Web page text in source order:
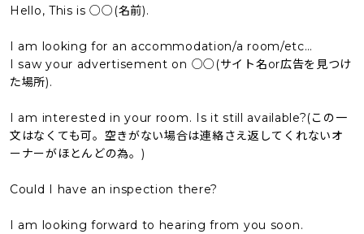
Hello, This is ○○(名前).
I am looking for an accommodation/a room/etc…
I saw your advertisement on ○○(サイト名or広告を見つけ
た場所).
I am interested in your room. Is it still available?(この一
文はなくても可。空きがない場合は連絡さえ返してくれないオ
ーナーがほとんどの為。)
Could I have an inspection there?
I am looking forward to hearing from you soon.